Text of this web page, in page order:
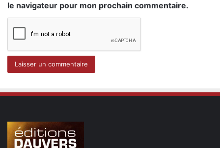
le navigateur pour mon prochain commentaire.